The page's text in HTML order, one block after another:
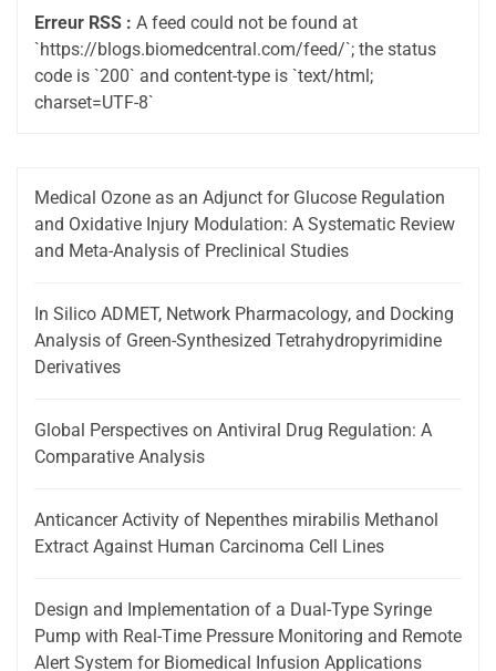
Erreur RSS : A feed could not be found at
`https://blogs.biomedcentral.com/feed/`; the status
code is `200` and content-type is `text/html;
charset=UTF-8`
Medical Ozone as an Adjunct for Glucose Regulation
and Oxidative Injury Modulation: A Systematic Review
and Meta-Analysis of Preclinical Studies
In Silico ADMET, Network Pharmacology, and Docking
Analysis of Green-Synthesized Tetrahydropyrimidine
Derivatives
Global Perspectives on Antiviral Drug Regulation: A
Comparative Analysis
Anticancer Activity of Nepenthes mirabilis Methanol
Extract Against Human Carcinoma Cell Lines
Design and Implementation of a Dual-Type Syringe
Pump with Real-Time Pressure Monitoring and Remote
Alert System for Biomedical Infusion Applications